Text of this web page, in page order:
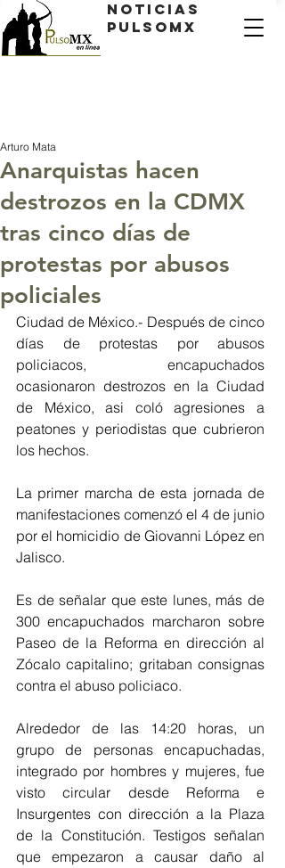
Noticias
PulsoMX
Anarquistas hacen
destrozos en la CDMX
tras cinco días de
protestas por abusos
policiales
Arturo Mata
Ciudad de México.- Después de cinco
días de protestas por abusos
policiacos, encapuchados
ocasionaron destrozos en la Ciudad
de México, asi coló agresiones a
peatones y periodistas que cubrieron
los hechos.
La primer marcha de esta jornada de
manifestaciones comenzó el 4 de junio
por el homicidio de Giovanni López en
Jalisco.
Es de señalar que este lunes, más de
300 encapuchados marcharon sobre
Paseo de la Reforma en dirección al
Zócalo capitalino; gritaban consignas
contra el abuso policiaco.
Alrededor de las 14:20 horas, un
grupo de personas encapuchadas,
integrado por hombres y mujeres, fue
visto circular desde Reforma e
Insurgentes con dirección a la Plaza
de la Constitución. Testigos señalan
que empezaron a causar daño al